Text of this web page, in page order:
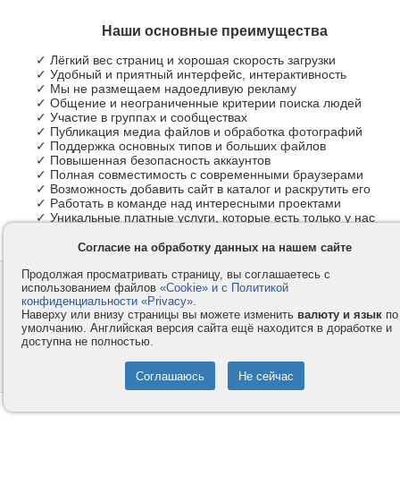
Наши основные преимущества
✓ Лёгкий вес страниц и хорошая скорость загрузки
✓ Удобный и приятный интерфейс, интерактивность
✓ Мы не размещаем надоедливую рекламу
✓ Общение и неограниченные критерии поиска людей
✓ Участие в группах и сообществах
✓ Публикация медиа файлов и обработка фотографий
✓ Поддержка основных типов и больших файлов
✓ Повышенная безопасность аккаунтов
✓ Полная совместимость с современными браузерами
✓ Возможность добавить сайт в каталог и раскрутить его
✓ Работать в команде над интересными проектами
✓ Уникальные платные услуги, которые есть только у нас
Контакты
Компания
Privacy и Cookie
Услуги
Как оплатить
Помощь
© 2008-2026
- Все права защищены.
Согласие на обработку данных на нашем сайте
Продолжая просматривать страницу, вы соглашаетесь с
использованием файлов «Cookie» и с Политикой
конфиденциальности «Privacy».
Наверху или внизу страницы вы можете изменить валюту и язык по
умолчанию. Английская версия сайта ещё находится в доработке и
доступна не полностью.